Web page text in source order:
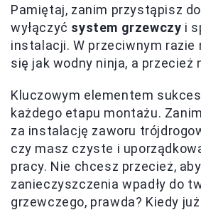
Pamiętaj, zanim przystąpisz do
wyłączyć system grzewczy i
instalacji. W przeciwnym razie
się jak wodny ninja, a przecież
Kluczowym elementem
każdego etapu montażu.
za instalację zaworu
czy masz czyste i
pracy. Nie chcesz przecież,
zanieczyszczenia wpadły do
grzewczego, prawda? Kiedy